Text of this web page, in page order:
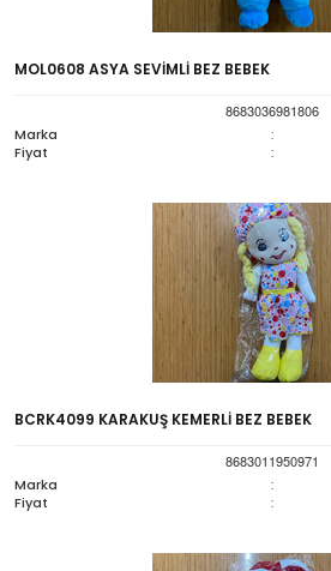
MOL0608 ASYA SEVİMLİ BEZ BEBEK
8683036981806
Marka
:
Fiyat :
BCRK4099 KARAKUŞ KEMERLİ BEZ BEBEK
8683011950971
Marka
:
Fiyat :